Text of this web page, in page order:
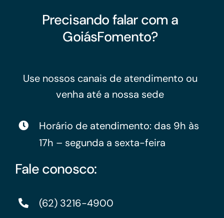
Precisando falar com a
GoiásFomento?
Use nossos canais de atendimento ou
venha até a nossa sede
Horário de atendimento: das 9h às
17h – segunda a sexta-feira
Fale conosco:
(62) 3216-4900